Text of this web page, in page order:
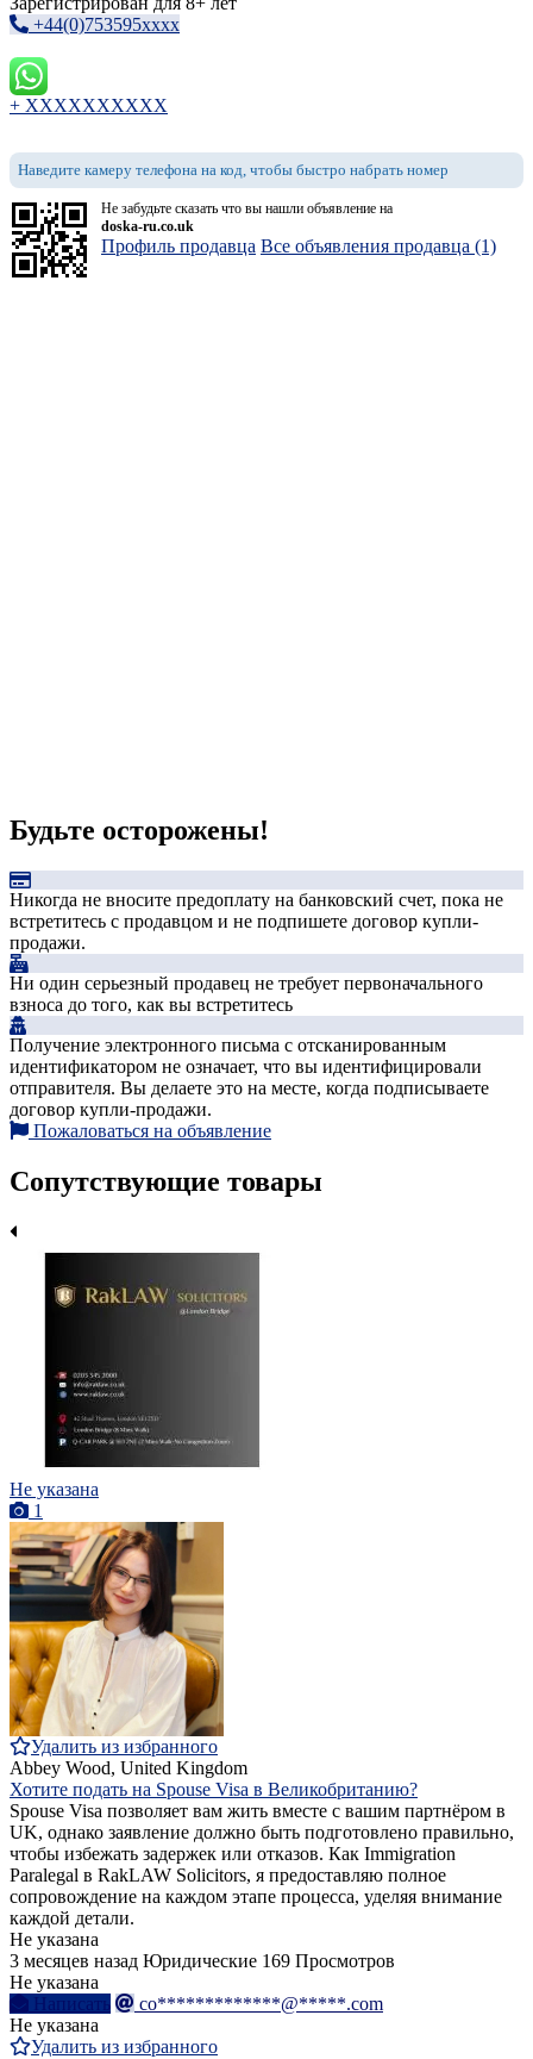
+44(0)753595xxxx
+ XXXXXXXXXX
Наведите камеру телефона на код, чтобы быстро набрать номер
Не забудьте сказать что вы нашли объявление на
doska-ru.co.uk
Профиль продавца Все объявления продавца (1)
Будьте осторожены!
Никогда не вносите предоплату на банковский счет, пока не
встретитесь с продавцом и не подпишете договор купли-
продажи.
Ни один серьезный продавец не требует первоначального
взноса до того, как вы встретитесь
Получение электронного письма с отсканированным
идентификатором не означает, что вы идентифицировали
отправителя. Вы делаете это на месте, когда подписываете
договор купли-продажи.
Пожаловаться на объявление
Сопутствующие товары
Не указана
1
Удалить из избранного
Abbey Wood, United Kingdom
Хотите подать на Spouse Visa в Великобританию?
Spouse Visa позволяет вам жить вместе с вашим партнёром в
UK, однако заявление должно быть подготовлено правильно,
чтобы избежать задержек или отказов. Как Immigration
Paralegal в RakLAW Solicitors, я предоставляю полное
сопровождение на каждом этапе процесса, уделяя внимание
каждой детали.
Не указана
3 месяцев назад Юридические 169 Просмотров
Не указана
Написать
co*************@*****.com
Не указана
Удалить из избранного